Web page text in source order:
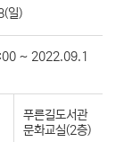
일)
~ 2022.09.1
푸른길도서관
문화교실(2층)